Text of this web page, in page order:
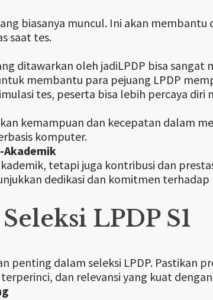
biasanya muncul. Ini akan
saat tes.
ditawarkan oleh jadiLPDP bisa sangat
membantu para pejuang LPDP
tes, peserta bisa lebih percaya diri
kemampuan dan kecepatan dalam
komputer.
tetapi juga kontribusi dan
dedikasi dan komitmen
LPDP S1
penting dalam seleksi LPDP. Pastikan
dan relevansi yang kuat